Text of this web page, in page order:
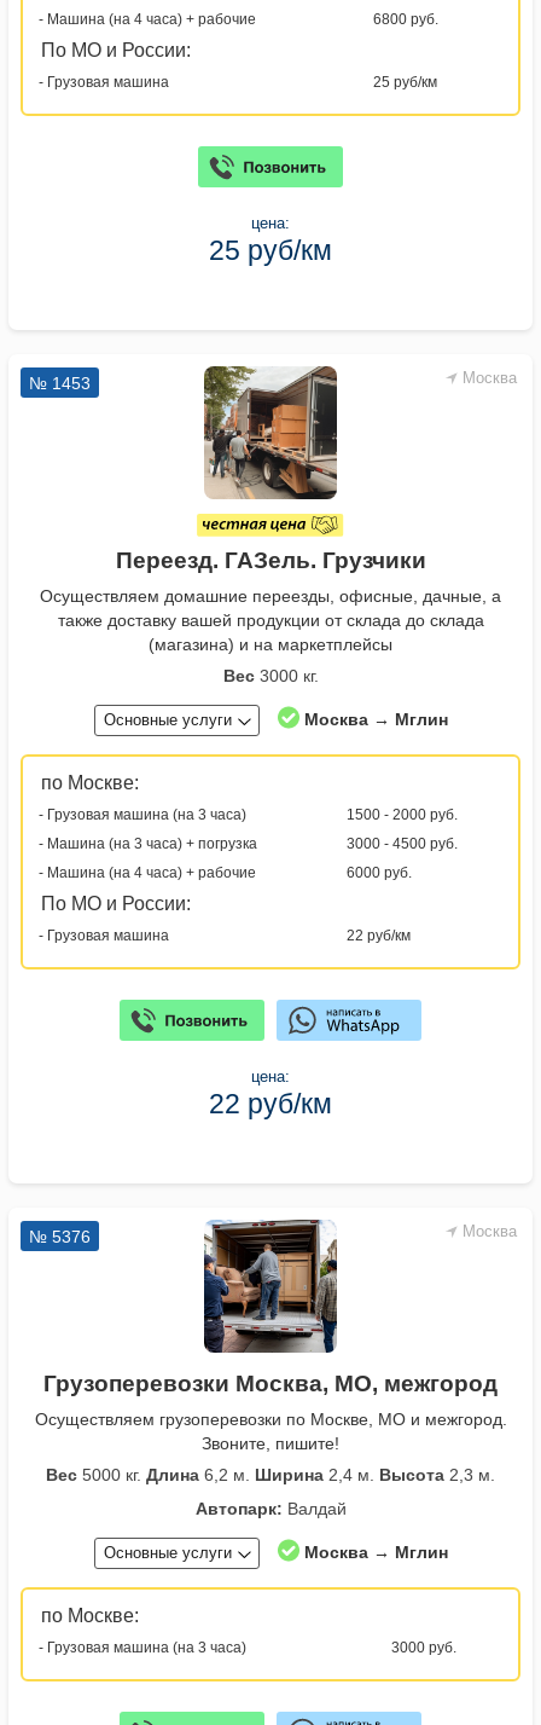
- Машина (на 4 часа) + рабочие
6800 руб.
По МО и России:
- Грузовая машина 25 руб/км
цена:
25 руб/км
Москва
№ 1453
Переезд. ГАЗель. Грузчики
Осуществляем домашние переезды, офисные, дачные, а
также доставку вашей продукции от склада до склада
(магазина) и на маркетплейсы
Вес3000 кг.
Основные услуги Москва → Мглин
по Москве:
- Грузовая машина (на 3 часа)
1500 - 2000 руб.
- Машина (на 3 часа) + погрузка
3000 - 4500 руб.
- Машина (на 4 часа) + рабочие
6000 руб.
По МО и России:
- Грузовая машина 22 руб/км
цена:
22 руб/км
Москва
№ 5376
Грузоперевозки Москва, МО, межгород
Осуществляем грузоперевозки по Москве, МО и межгород.
Звоните, пишите!
Вес 5000 кг. Длина 6,2 м. Ширина 2,4 м. Высота 2,3 м.
Автопарк: Валдай
Основные услуги Москва → Мглин
по Москве:
- Грузовая машина (на 3 часа) 3000 руб.